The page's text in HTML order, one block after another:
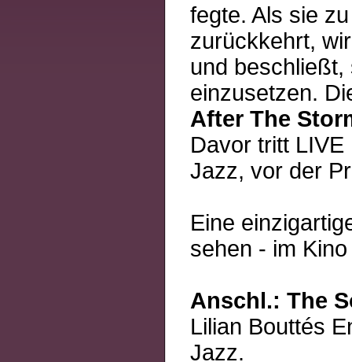
fegte. Als sie
zurückkehrt,
und
einzusetzen.
After The
Davor tritt
Jazz, vor der
Eine
sehen - im
Anschl.: The
Lilian Bouttés
Jazz.